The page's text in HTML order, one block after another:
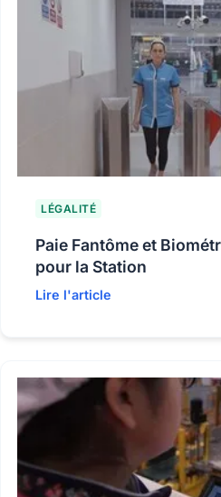
LÉGALITÉ
Paie Fantôme et
pour la Station
Lire l'article